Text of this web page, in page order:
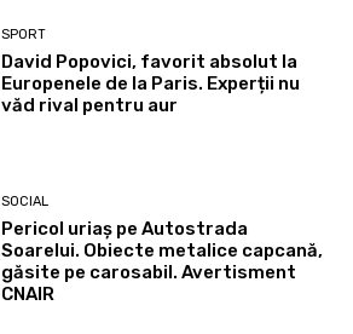
SPORT
David Popovici, favorit absolut la
Europenele de la Paris. Experții nu
văd rival pentru aur
SOCIAL
Pericol uriaș pe Autostrada
Soarelui. Obiecte metalice capcană,
găsite pe carosabil. Avertisment
CNAIR